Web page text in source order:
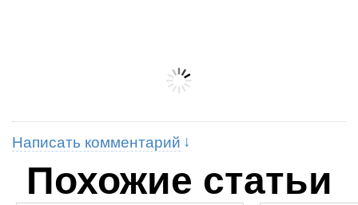
Написать комментарий
Похожие статьи